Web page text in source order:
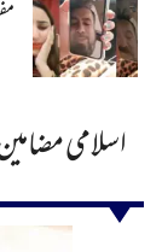
اسلامی